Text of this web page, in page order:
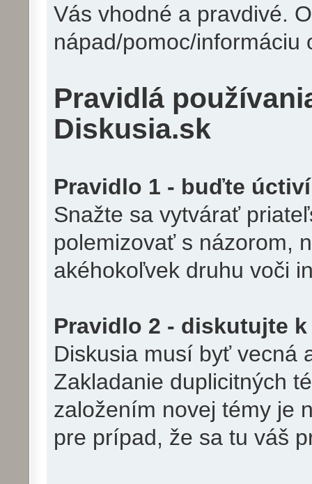
Vás vhodné a pravdivé.
nápad/pomoc/informáciu
Pravidlá
Diskusia.sk
Pravidlo 1 - buďte
Snažte sa vytvárať
polemizovať s názorom,
akéhokoľvek druhu voči
Pravidlo 2 - diskutujte k
Diskusia musí byť vecná
Zakladanie duplicitných
založením novej témy je
pre prípad, že sa tu váš